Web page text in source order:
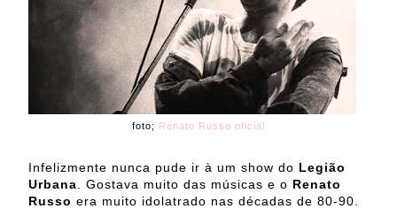
foto; Renato Russo oficial
Infelizmente nunca pude ir à um show do Legião
Urbana . Gostava muito das músicas e o Renato
Russo era muito idolatrado nas décadas de 80-90.